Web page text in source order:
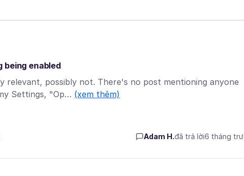
enabled
relevant, possibly not. There's no post mentioning anyone
Settings, "Op… (xem thêm)
Adam H.đã trả lời6 tháng